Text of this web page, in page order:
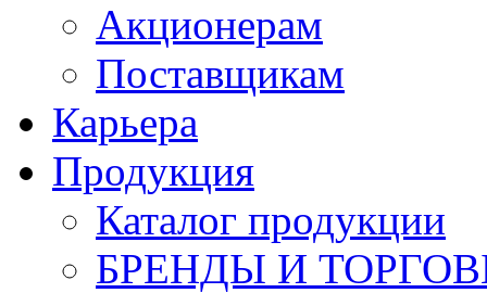
Акционерам
Поставщикам
Карьера
Продукция
Каталог продукции
БРЕНДЫ И